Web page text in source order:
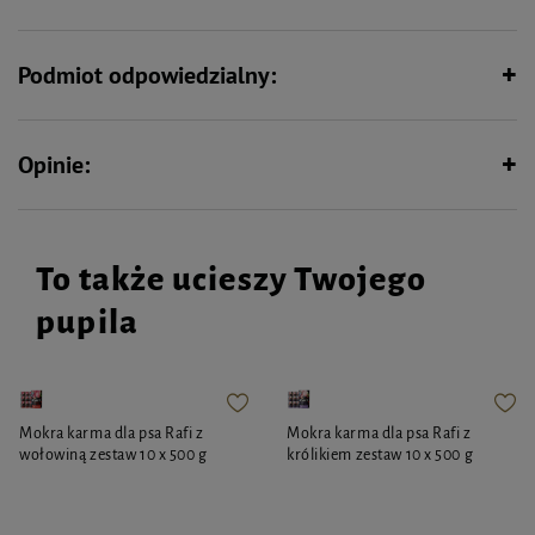
Podmiot odpowiedzialny:
Opinie:
To także ucieszy Twojego
pupila
Mokra karma dla psa Rafi z
wołowiną zestaw 10 x 500 g
Mokra karma dla psa Rafi z
królikiem zestaw 10 x 500 g